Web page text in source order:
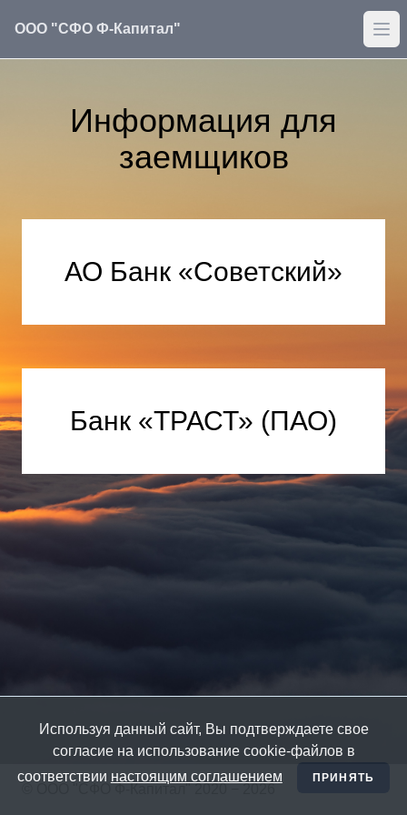
ООО "СФО Ф-Капитал"
Информация для
заемщиков
АО Банк «Советский»
Банк «ТРАСТ» (ПАО)
© ООО "СФО Ф-Капитал" 2020 − 2026
Используя данный сайт, Вы подтверждаете свое
согласие на использование cookie-файлов в
соответствии настоящим соглашением ПРИНЯТЬ